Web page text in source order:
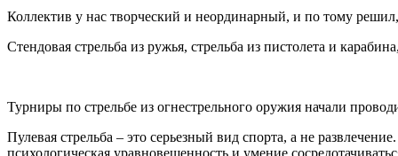
Коллектив у нас творческий и неординарный, и по тому
Стендовая стрельба из ружья, стрельба из пистолета и
Турниры по стрельбе из огнестрельного оружия начали
Пулевая стрельба – это серьезный вид спорта, а не
психологическая уравновешенность и умение